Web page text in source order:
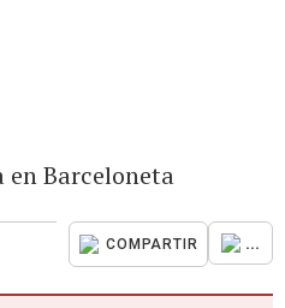
Barceloneta
COMPARTIR ...